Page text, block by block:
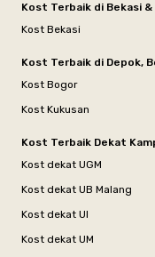
Kost Terbaik di Bekasi &
Kost Bekasi
Kost Terbaik di Depok,
Kost Bogor
Kost Kukusan
Kost Terbaik Dekat
Kost dekat UGM
Kost dekat UB Malang
Kost dekat UI
Kost dekat UM